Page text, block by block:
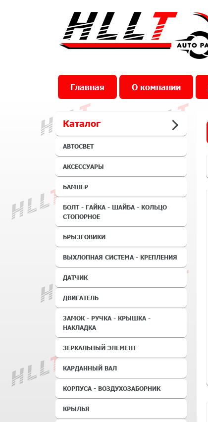
Главная О компании
Каталог
АВТОСВЕТ
АКСЕССУАРЫ
БАМПЕР
БОЛТ - ГАЙКА - ШАЙБА - КОЛЬЦО
СТОПОРНОЕ
БРЫЗГОВИКИ
ВЫХЛОПНАЯ СИСТЕМА - КРЕПЛЕНИЯ
ДАТЧИК
ДВИГАТЕЛЬ
ЗАМОК - РУЧКА - КРЫШКА -
НАКЛАДКА
ЗЕРКАЛЬНЫЙ ЭЛЕМЕНТ
КАРДАННЫЙ ВАЛ
КОРПУСА - ВОЗДУХОЗАБОРНИК
КРЫЛЬЯ